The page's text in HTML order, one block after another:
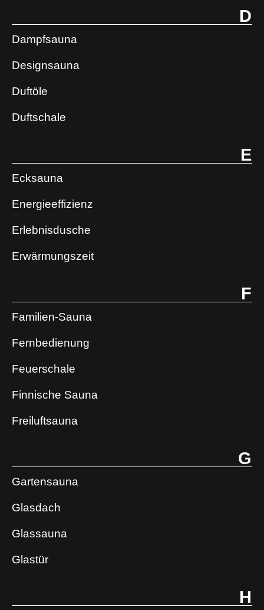
D
Dampfsauna
Designsauna
Duftöle
Duftschale
E
Ecksauna
Energieeffizienz
Erlebnisdusche
Erwärmungszeit
F
Familien-Sauna
Fernbedienung
Feuerschale
Finnische Sauna
Freiluftsauna
G
Gartensauna
Glasdach
Glassauna
Glastür
H